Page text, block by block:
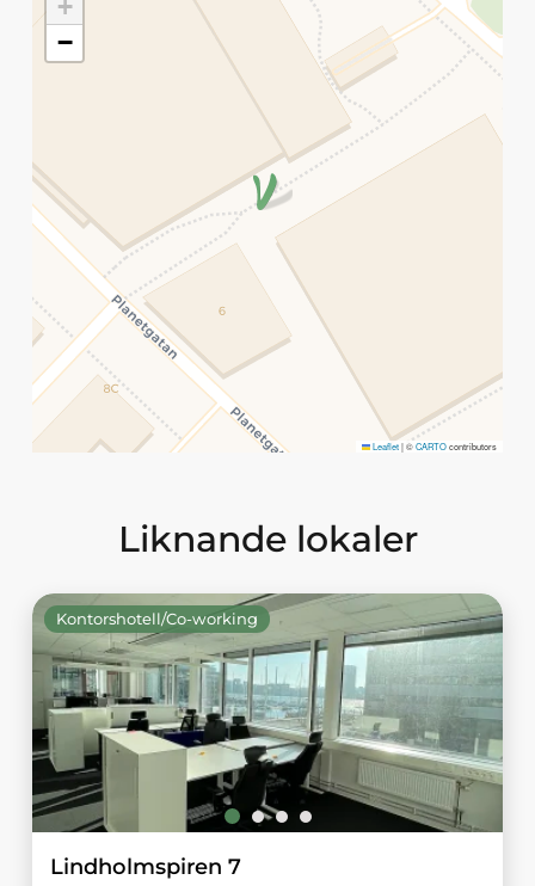
+
−
Leaflet|©CARTOcontributors
Liknande lokaler
Kontorshotell/Co-working
Lindholmspiren 7